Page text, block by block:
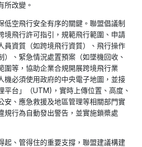
所改變。
低空飛行安全有序的關鍵。聯盟倡議制
境飛行許可指引，規範飛行範圍、申請
員資質（如跨境飛行資質）、飛行操作
）、緊急情況處置預案（如墜機回收、
圍等，協助企業合規開展跨境飛行業
機必須使用政府的中央電子地圖，並接
平台」（UTM)，實時上傳位置、高度、
安、應急救援及地區管理等相關部門實
規行為自動發出警告，並實施鎖槳處
起、管得住的重要支撐，聯盟建議構建